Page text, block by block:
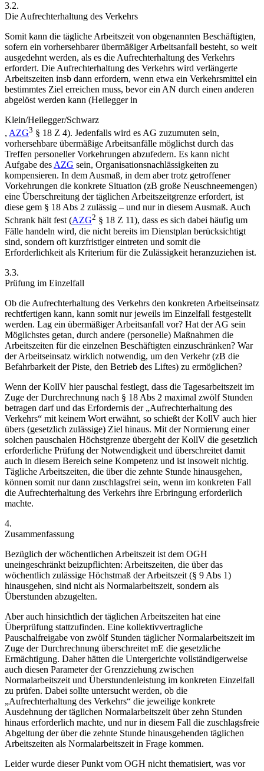
3.2.
Die Aufrechterhaltung des Verkehrs
Somit kann die tägliche Arbeitszeit von obgenannten Beschäftigten,
sofern ein vorhersehbarer übermäßiger Arbeitsanfall besteht, so weit
ausgedehnt werden, als es die Aufrechterhaltung des Verkehrs
erfordert. Die Aufrechterhaltung des Verkehrs wird verlängerte
Arbeitszeiten insb dann erfordern, wenn etwa ein Verkehrsmittel ein
bestimmtes Ziel erreichen muss, bevor ein AN durch einen anderen
abgelöst werden kann (Heileggerin
Klein/Heilegger/Schwarz
, AZG3 § 18 Z 4). Jedenfalls wird es AG zuzumuten sein,
vorhersehbare übermäßige Arbeitsanfälle möglichst durch das
Treffen personeller Vorkehrungen abzufedern. Es kann nicht
Aufgabe desAZG sein, Organisationsnachlässigkeiten zu
kompensieren. In dem Ausmaß, in dem aber trotz getroffener
Vorkehrungen die konkrete Situation (zB große Neuschneemengen)
eine Überschreitung der täglichen Arbeitszeitgrenze erfordert, ist
diese gem § 18 Abs 2 zulässig – und nur in diesem Ausmaß. Auch
Schrank hält fest (AZG2 § 18 Z 11), dass es sich dabei häufig um
Fälle handeln wird, die nicht bereits im Dienstplan berücksichtigt
sind, sondern oft kurzfristiger eintreten und somit die
Erforderlichkeit als Kriterium für die Zulässigkeit heranzuziehen ist.
3.3.
Prüfung im Einzelfall
Ob die Aufrechterhaltung des Verkehrs den konkreten Arbeitseinsatz
rechtfertigen kann, kann somit nur jeweils im Einzelfall festgestellt
werden. Lag ein übermäßiger Arbeitsanfall vor? Hat der AG sein
Möglichstes getan, durch andere (personelle) Maßnahmen die
Arbeitszeiten für die einzelnen Beschäftigten einzuschränken? War
der Arbeitseinsatz wirklich notwendig, um den Verkehr (zB die
Befahrbarkeit der Piste, den Betrieb des Liftes) zu ermöglichen?
Wenn der KollV hier pauschal festlegt, dass die Tagesarbeitszeit im
Zuge der Durchrechnung nach § 18 Abs 2 maximal zwölf Stunden
betragen darf und das Erfordernis der „Aufrechterhaltung des
Verkehrs“ mit keinem Wort erwähnt, so schießt der KollV auch hier
übers (gesetzlich zulässige) Ziel hinaus. Mit der Normierung einer
solchen pauschalen Höchstgrenze übergeht der KollV die gesetzlich
erforderliche Prüfung der Notwendigkeit und überschreitet damit
auch in diesem Bereich seine Kompetenz und ist insoweit nichtig.
Tägliche Arbeitszeiten, die über die zehnte Stunde hinausgehen,
können somit nur dann zuschlagsfrei sein, wenn im konkreten Fall
die Aufrechterhaltung des Verkehrs ihre Erbringung erforderlich
machte.
4.
Zusammenfassung
Bezüglich derwöchentlichen Arbeitszeit ist dem OGH
uneingeschränkt beizupflichten: Arbeitszeiten, die über das
wöchentlich zulässige Höchstmaß der Arbeitszeit (§ 9 Abs 1)
hinausgehen, sind nicht als Normalarbeitszeit, sondern als
Überstunden abzugelten.
Aber auch hinsichtlich dertäglichen Arbeitszeiten hat eine
Überprüfung stattzufinden. Eine kollektivvertragliche
Pauschalfreigabe von zwölf Stunden täglicher Normalarbeitszeit im
Zuge der Durchrechnung überschreitet mE die gesetzliche
Ermächtigung. Daher hätten die Untergerichte vollständigerweise
auch diesen Parameter der Grenzziehung zwischen
Normalarbeitszeit und Überstundenleistung im konkreten Einzelfall
zu prüfen. Dabei sollte untersucht werden, ob die
„Aufrechterhaltung des Verkehrs“ die jeweilige konkrete
Ausdehnung der täglichen Normalarbeitszeit über zehn Stunden
hinaus erforderlich machte, und nur in diesem Fall die zuschlagsfreie
Abgeltung der über die zehnte Stunde hinausgehenden täglichen
Arbeitszeiten als Normalarbeitszeit in Frage kommen.
Leider wurde dieser Punkt vom OGH nicht thematisiert, was vor